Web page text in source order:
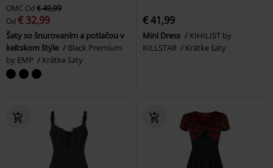
OMC Od € 49,99
Od € 32,99
Šaty so šnurovaním a potlačou v
keltskom štýle
Black Premium
by EMP
Krátke šaty
€ 41,99
Mini Dress
KIHILIST by
KILLSTAR
Krátke šaty